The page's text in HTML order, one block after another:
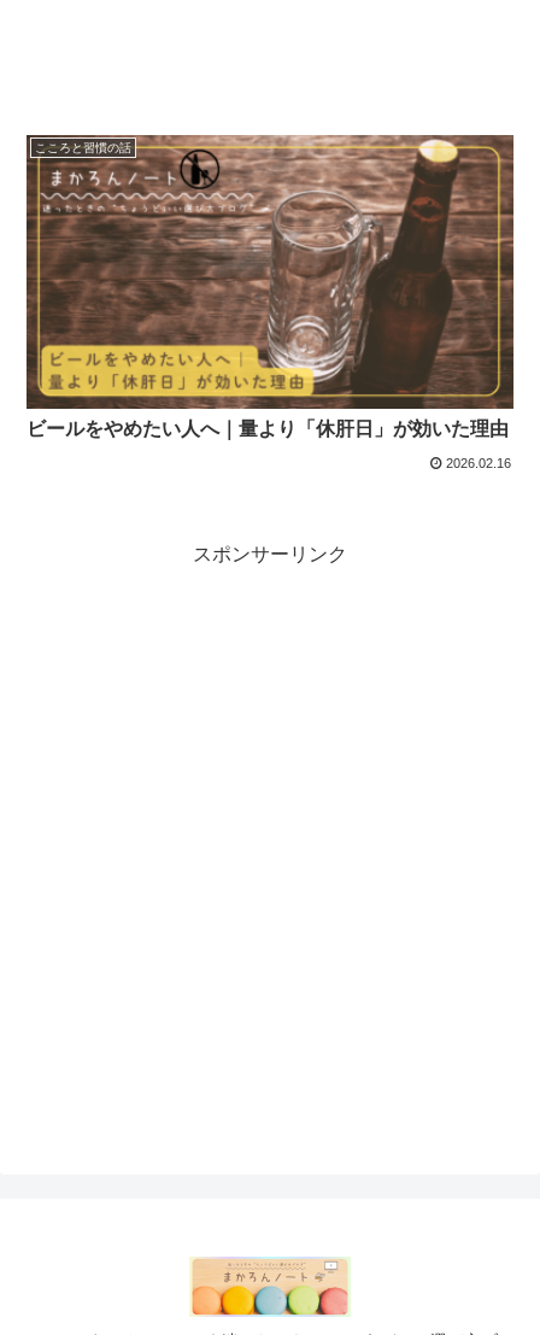
こころと習慣の話
ビールをやめたい人へ｜量より「休肝日」が効いた理由
2026.02.16
スポンサーリンク